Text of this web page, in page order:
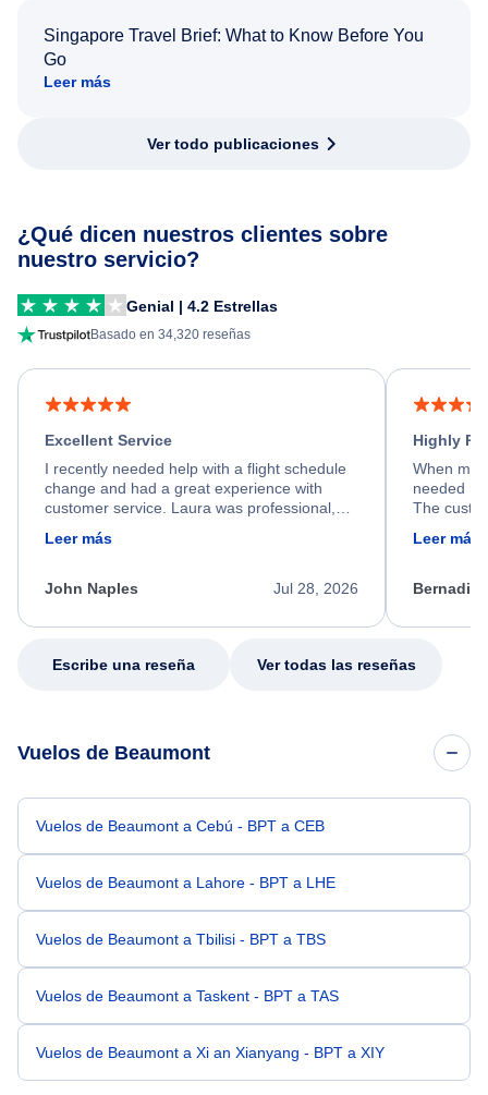
Singapore Travel Brief: What to Know Before You
Go
Leer más
Ver todo publicaciones
¿Qué dicen nuestros clientes sobre
nuestro servicio?
Genial | 4.2 Estrellas
Basado en 34,320 reseñas
Excellent Service
I recently needed help with a flight schedule
change and had a great experience with
customer service. Laura was professional,
friendly, and very helpful throughout the
process. She quickly found a solution and
appreciate her excellent service.
Leer más
Jul 28, 2026
John Naples
Highly
When my
needed
The
calm,
my issue.
Leer más
Escribe una reseña Ver todas las reseñas
Vuelos de Beaumont
Vuelos de Beaumont a Cebú - BPT a CEB
Vuelos de Beaumont a Lahore - BPT a LHE
Vuelos de Beaumont a Tbilisi - BPT a TBS
Vuelos de Beaumont a Taskent - BPT a TAS
Vuelos de Beaumont a Xi an Xianyang - BPT a XIY